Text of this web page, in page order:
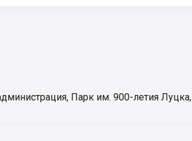
, Парк им. 900-летия Луцка,